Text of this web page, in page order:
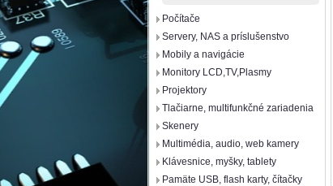
Počítače
Servery, NAS a príslušenstvo
Mobily a navigácie
Monitory LCD,TV,Plasmy
Projektory
Tlačiarne, multifunkčné zariadenia
Skenery
Multimédia, audio, web kamery
Klávesnice, myšky, tablety
Pamäte USB, flash karty, čítačky